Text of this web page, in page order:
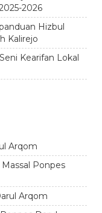
2026
Hizbul
Kalirejo
Kearifan Lokal
Arqom
Massal Ponpes
Arqom